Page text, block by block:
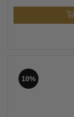
10%